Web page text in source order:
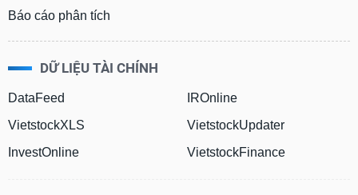
Báo cáo phân tích
DỮ LIỆU TÀI CHÍNH
DataFeed
VietstockXLS
InvestOnline
IROnline
VietstockUpdater
VietstockFinance